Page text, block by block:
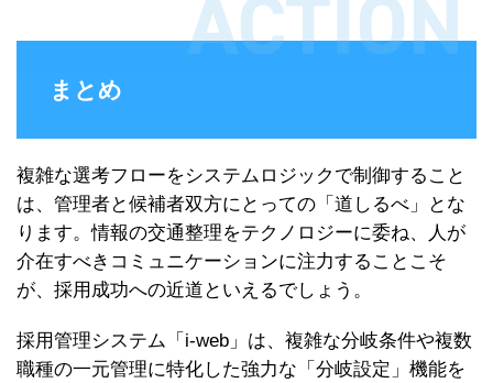
まとめ
複雑な選考フローをシステムロジックで制御すること
は、管理者と候補者双方にとっての「道しるべ」とな
ります。情報の交通整理をテクノロジーに委ね、人が
介在すべきコミュニケーションに注力することこそ
が、採用成功への近道といえるでしょう。
採用管理システム「i-web」は、複雑な分岐条件や複数
職種の一元管理に特化した強力な「分岐設定」機能を